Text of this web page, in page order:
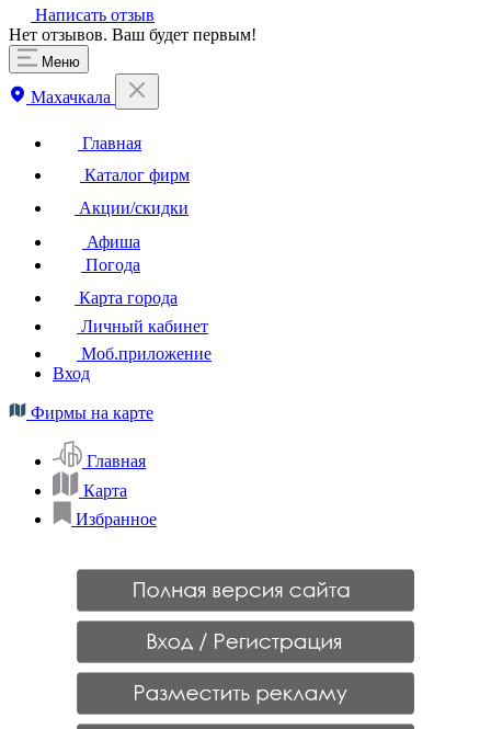
Написать отзыв
Нет отзывов. Ваш будет первым!
Меню
Махачкала
Главная
Каталог фирм
Акции/скидки
Афиша
Погода
Карта города
Личный кабинет
Моб.приложение
Вход
Фирмы на карте
Главная
Карта
Избранное